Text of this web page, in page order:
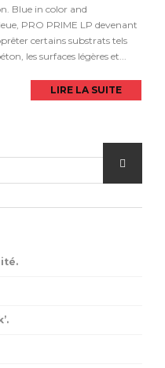
Blue in color and
PRO PRIME LP devenant
certains substrats tels
les surfaces légères et...
LIRE LA SUITE